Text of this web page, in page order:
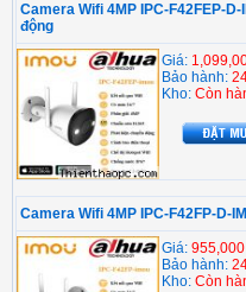
Camera Wifi 4MP IPC-F42FEP-
động
Giá:
Bảo hành:
Kho: Còn
Camera Wifi 4MP IPC-F42FP-D-
Giá:
Bảo hành:
Kho: Còn